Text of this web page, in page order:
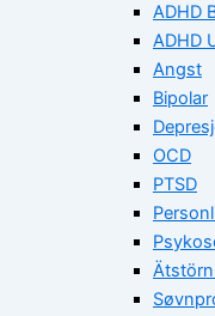
ADHD
ADHD
Angst
Bipolar
OCD
PTSD